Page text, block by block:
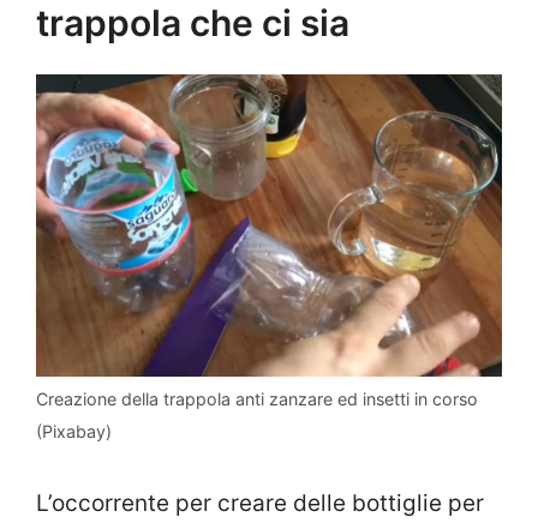
trappola che ci sia
Creazione della trappola anti zanzare ed insetti in corso
(Pixabay)
L’occorrente per creare delle bottiglie per